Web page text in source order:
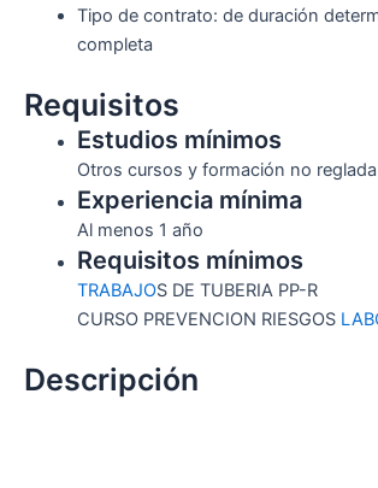
Tipo de contrato: de duración
completa
Requisitos
Estudios mínimos
Otros cursos y formación no reglada
Experiencia mínima
Al menos 1 año
Requisitos mínimos
TRABAJOS DE TUBERIA PP-R
CURSO PREVENCION RIESGOS
Descripción